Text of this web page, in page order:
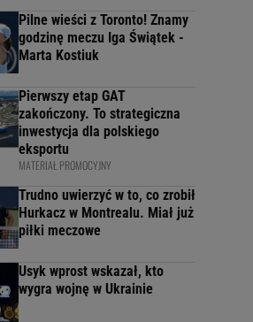
Pilne wieści z Toronto! Znamy
godzinę meczu Iga Świątek -
Marta Kostiuk
Pierwszy etap GAT
zakończony. To strategiczna
inwestycja dla polskiego
eksportu
MATERIAŁ PROMOCYJNY
Trudno uwierzyć w to, co zrobił
Hurkacz w Montrealu. Miał już
piłki meczowe
Usyk wprost wskazał, kto
wygra wojnę w Ukrainie